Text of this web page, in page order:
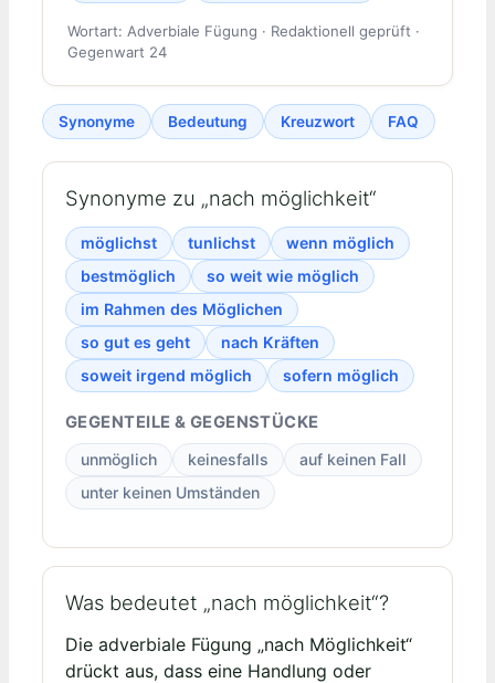
Wortart: Adverbiale Fügung · Redaktionell geprüft ·
Gegenwart 24
Synonyme Bedeutung Kreuzwort FAQ
Synonyme zu „nach möglichkeit“
möglichst tunlichst
wenn möglich
bestmöglich
so weit wie möglich
im Rahmen des Möglichen
so gut es geht
nach Kräften
soweit irgend möglich
sofern möglich
GEGENTEILE & GEGENSTÜCKE
unmöglich keinesfalls
auf keinen Fall
unter keinen Umständen
Was bedeutet „nach möglichkeit“?
Die adverbiale Fügung „nach Möglichkeit“
drückt aus, dass eine Handlung oder